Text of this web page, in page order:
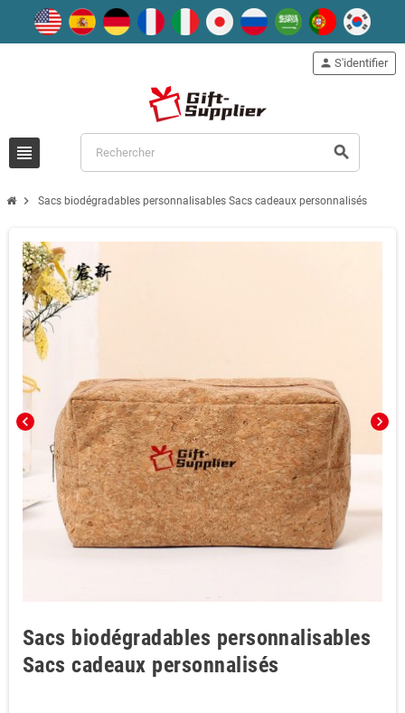
view_headline search
person S'identifier
chevron_right Sacs biodégradables personnalisables Sacs cadeaux personnalisés
chevron_left chevron_right
Sacs biodégradables personnalisables
Sacs cadeaux personnalisés